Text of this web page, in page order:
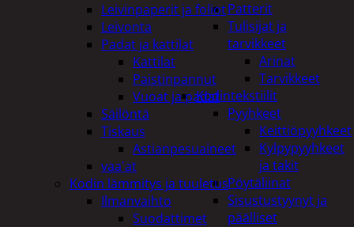
Patterit
Tulisijat ja
tarvikkeet
Arinat
Tarvikkeet
Kodintekstiilit
Pyyhkeet
Keittiöpyyhkeet
Kylpypyyhkeet
ja takit
Pöytäliinat
Sisustustyynyt ja
päälliset
Leivinpaperit ja foliot
Leivonta
Padat ja kattilat
Kattilat
Paistinpannut
Vuoat ja padat
Säilöntä
Tiskaus
Astianpesuaineet
vaa'at
Kodin lämmitys ja tuuletus
Ilmanvaihto
Suodattimet